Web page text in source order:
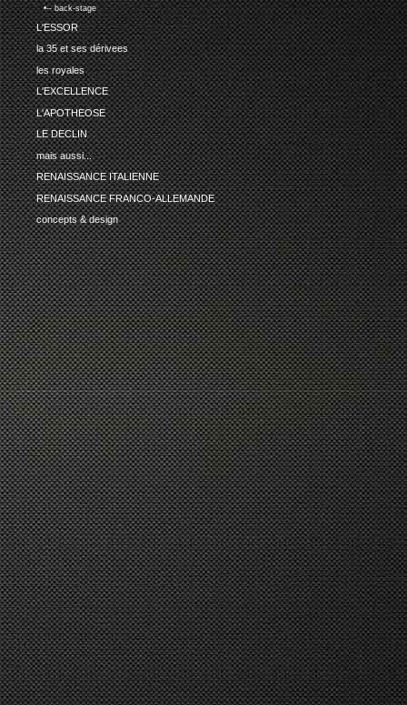
•-- back-stage
L'ESSOR
la 35 et ses dérivees
les royales
L'EXCELLENCE
L'APOTHEOSE
LE DECLIN
mais aussi...
RENAISSANCE ITALIENNE
RENAISSANCE FRANCO-ALLEMANDE
concepts & design